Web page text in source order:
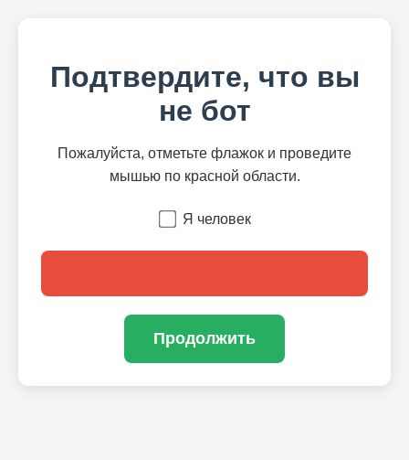
Подтвердите, что вы
не бот
Пожалуйста, отметьте флажок и проведите
мышью по красной области.
Я человек
Продолжить